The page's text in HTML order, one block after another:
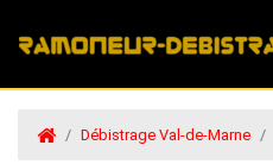
Débistrage Val-de-Marne